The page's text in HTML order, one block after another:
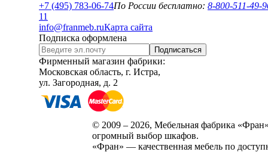
+7 (495) 783-06-74По России бесплатно: 8-800-511-49-
11
info@franmeb.ruКарта сайта
Подписка оформлена
Подписаться
Фирменный магазин фабрики:
Московская область, г. Истра,
ул. Загородная, д. 2
© 2009 – 2026, Мебельная фабрика
огромный выбор шкафов.
«Фран» — качественная мебель по